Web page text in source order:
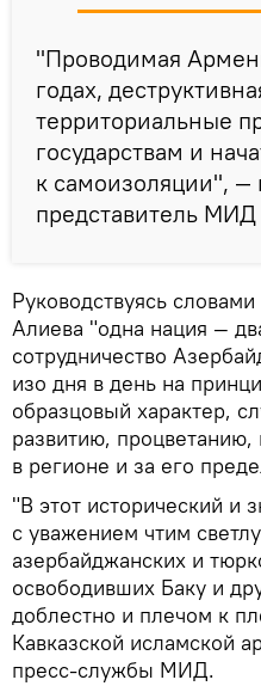
"Проводимая
годах,
территориальные
государствам и
к самоизоляции", —
представитель МИД
Руководствуясь
Алиева "одна нация —
сотрудничество
изо дня в день на
образцовый характер,
развитию, процветанию,
в регионе и за его
"В этот исторический и
с уважением чтим
азербайджанских и
освободивших Баку и
доблестно и плечом к
Кавказской исламской
пресс-службы МИД.